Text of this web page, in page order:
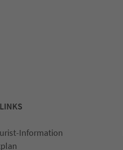
Information